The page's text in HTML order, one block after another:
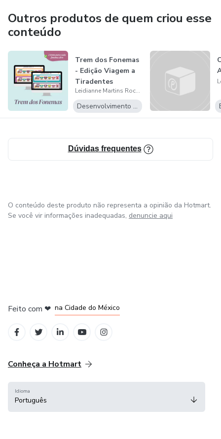
Outros produtos de quem criou esse
conteúdo
Trem dos Fonemas
- Edição Viagem a
Tiradentes
Leidianne Martins Rocha
Desenvolvimento Pessoal
Dúvidas frequentes
O conteúdo deste produto não representa a opinião da Hotmart.
Se você vir informações inadequadas, denuncie aqui
Feito com ❤ na Cidade do México
Conheça a Hotmart
Idioma
Português